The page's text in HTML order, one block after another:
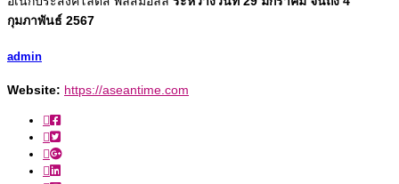
กุมภาพันธ์ 2567
admin
Website: https://aseantime.com